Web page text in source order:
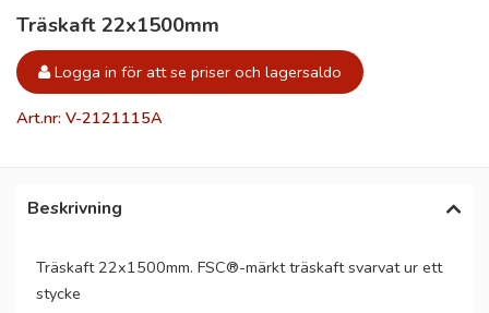
Träskaft 22x1500mm
Logga in för att se priser och lagersaldo
Art.nr: V-2121115A
Beskrivning
Träskaft 22x1500mm. FSC®-märkt träskaft svarvat ur ett
stycke